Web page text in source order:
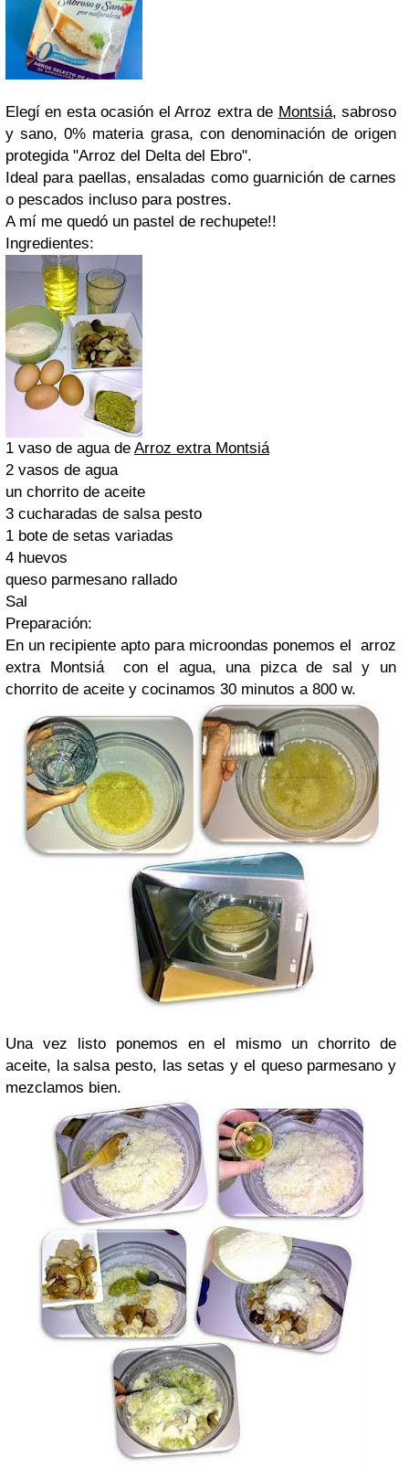
Elegí en esta ocasión el Arroz extra de Montsiá, sabroso
y sano, 0% materia grasa, con denominación de origen
protegida "Arroz del Delta del Ebro".
Ideal para paellas, ensaladas como guarnición de carnes
o pescados incluso para postres.
A mí me quedó un pastel de rechupete!!
Ingredientes:
1 vaso de agua de Arroz extra Montsiá
2 vasos de agua
un chorrito de aceite
3 cucharadas de salsa pesto
1 bote de setas variadas
4 huevos
queso parmesano rallado
Sal
Preparación:
En un recipiente apto para microondas ponemos el arroz
extra Montsiá con el agua, una pizca de sal y un
chorrito de aceite y cocinamos 30 minutos a 800 w.
Una vez listo ponemos en el mismo un chorrito de
aceite, la salsa pesto, las setas y el queso parmesano y
mezclamos bien.